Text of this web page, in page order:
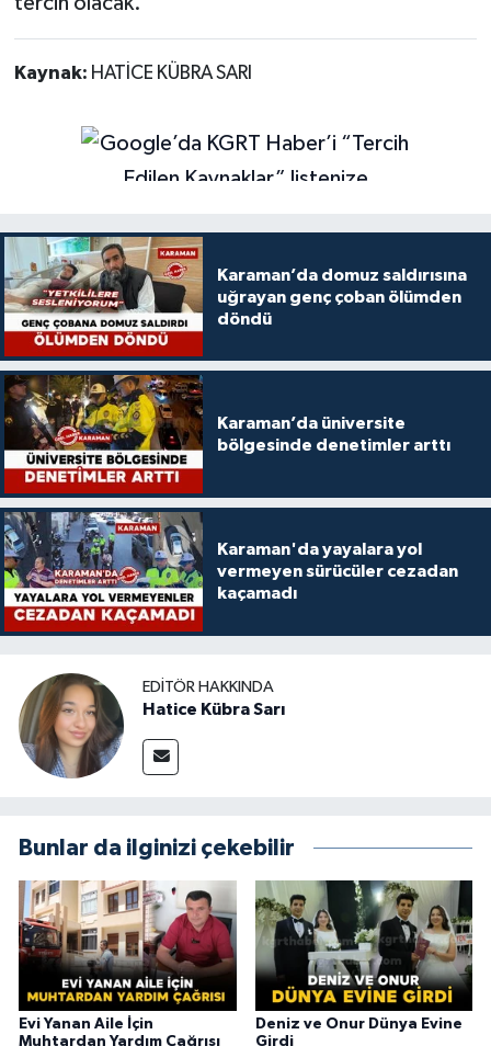
Kaynak: HATİCE KÜBRA SARI
Karaman’da domuz saldırısına
uğrayan genç çoban ölümden
döndü
Karaman’da üniversite
bölgesinde denetimler arttı
Karaman'da yayalara yol
vermeyen sürücüler cezadan
kaçamadı
EDITÖR HAKKINDA
Hatice Kübra Sarı
Bunlar da ilginizi çekebilir
Evi Yanan Aile İçin
Muhtardan Yardım Çağrısı
Deniz ve Onur Dünya Evine
Girdi